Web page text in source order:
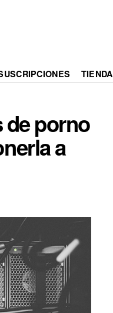
TIENDA
de porno
a